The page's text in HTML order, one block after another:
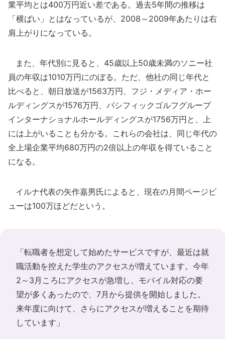
業平均とは400万円近い差である。過去5年間の推移は
「横ばい」とはなっているが、2008～2009年あたりは右
肩上がりになっている。
また、年代別に見ると、45歳以上50歳未満のソニー社
員の年収は1010万円にのぼる。ただ、他社の同じ年代と
比べると、朝日放送が1563万円、フジ・メディア・ホー
ルディングスが1576万円、パシフィックゴルフグループ
インターナショナルホールディングスが1756万円と、上
には上がいることも分かる。これらの会社は、同じ年代の
全上場企業平均680万円の2倍以上の年収を得ていること
になる。
イルナ代表の矢作嘉男氏によると、現在の月間ページビ
ューは100万ほどだという。
「転職者を想定して始めたサービスですが、最近は就
職活動を控えた学生のアクセスが増えています。今年
2～3月ころにアクセスが急増し、モバイル対応の要
望が多くあったので、7月から提供を開始しました。
来年度に向けて、さらにアクセスが増えることを期待
しています」